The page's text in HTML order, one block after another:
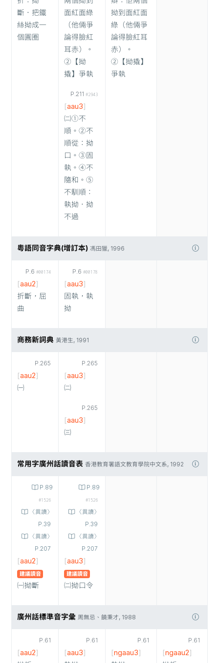
斷．把鐵
絲拗成一
個圓圈
面紅面綠
（他倆爭
論得臉紅
耳赤）。
②【拗
撬】爭執
P.211 #2943
[aau3]
㈡①不
順。②不
順從：拗
口。③固
執。④不
隨和。⑤
不馴順：
執拗．拗
不過
拗到面紅面
綠（他倆爭
論得臉紅耳
赤）。
②【拗撬】
爭執
粵語同音字典(增訂本) 馮田獵, 1996
P.6 #00174
[aau2]
折斷，屈
曲
P.6 #00178
[aau3]
固執，執
拗
商務新詞典 黃港生, 1991
P.265
[aau2]
㈠
P.265
[aau3]
㈡
P.265
[aau3]
㈢
常用字廣州話讀音表 香港教育署語文教育學院中文系, 1992
P.89
#1526
〈異讀〉
P.39
〈異讀〉
P.207
[aau2]
建議讀音
㈠拗斷
P.89
#1526
〈異讀〉
P.39
〈異讀〉
P.207
[aau3]
建議讀音
㈡拗口令
廣州話標準音字彙 周無忌、饒秉才, 1988
P.61
[aau2]
P.61
[aau3]
P.61
[ngaau3]
P.61
[ngaau2]